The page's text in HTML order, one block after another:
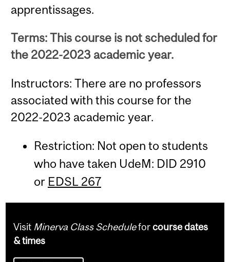
apprentissages.
Terms: This course is not scheduled for
the 2022-2023 academic year.
Instructors: There are no professors
associated with this course for the
2022-2023 academic year.
Restriction: Not open to students
who have taken UdeM: DID 2910
or EDSL 267
Visit Minerva Class Scheduleforcourse dates
& times